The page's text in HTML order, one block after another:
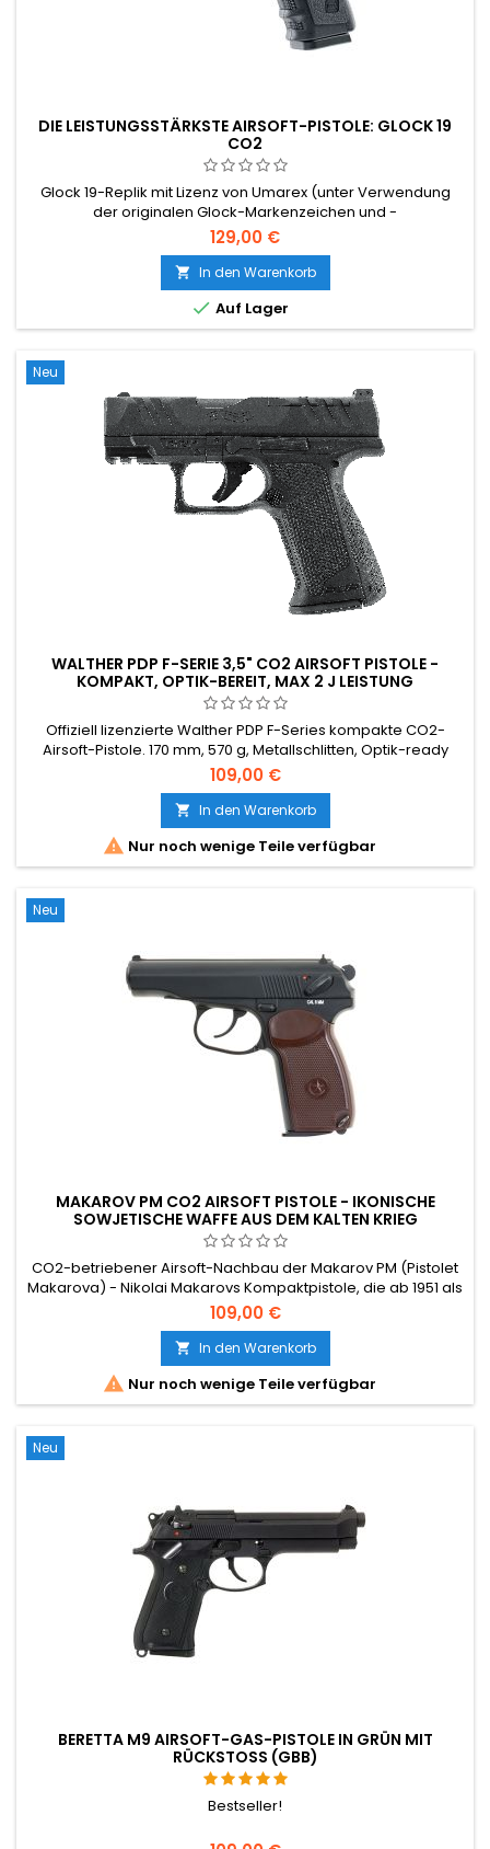
DIE LEISTUNGSSTÄRKSTE AIRSOFT-PISTOLE: GLOCK 19
CO2
Glock 19-Replik mit Lizenz von Umarex (unter Verwendung
der originalen Glock-Markenzeichen und -
Kennzeichnungen).
129,00 €
 In den Warenkorb
 Auf Lager
Neu
WALTHER PDP F-SERIE 3,5" CO2 AIRSOFT PISTOLE -
KOMPAKT, OPTIK-BEREIT, MAX 2 J LEISTUNG
Offiziell lizenzierte Walther PDP F-Series kompakte CO2-
Airsoft-Pistole. 170 mm, 570 g, Metallschlitten, Optik-ready
(Vortex / Leupold / C-More / Trijicon Footprints), Picatinny-
Schiene. Maximale Airsoft-Leistung: 2 J. Non-Blowback-
Design = mehr Schüsse pro CO2-Kapsel. Ergonomische
Griffe für kleinere Hände. Die clevere, billigere Alternative zu
einer...
109,00 €
 In den Warenkorb
 Nur noch wenige Teile verfügbar
Neu
MAKAROV PM CO2 AIRSOFT PISTOLE - IKONISCHE
SOWJETISCHE WAFFE AUS DEM KALTEN KRIEG
CO2-betriebener Airsoft-Nachbau der Makarov PM (Pistolet
Makarova) - Nikolai Makarovs Kompaktpistole, die ab 1951 als
Standard-Seitenwaffe der sowjetischen Streitkräfte, des KGB
und der Warschauer-Pakt-Staaten diente. Vollmetallschlitten
und Polymerrahmen, 13-rd CO2-Magazin, ~360 FPS / 1,2 J. 160
mm, 780 g.
109,00 €
 In den Warenkorb
 Nur noch wenige Teile verfügbar
Neu
BERETTA M9 AIRSOFT-GAS-PISTOLE IN GRÜN MIT
RÜCKSTOSS (GBB)
Bestseller!